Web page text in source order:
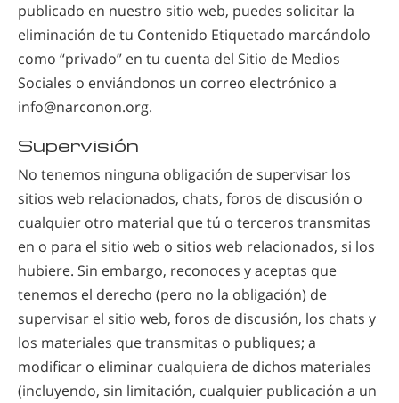
publicado en nuestro sitio web, puedes solicitar la
eliminación de tu Contenido Etiquetado marcándolo
como “privado” en tu cuenta del Sitio de Medios
Sociales o enviándonos un correo electrónico a
info@narconon.org.
Supervisión
No tenemos ninguna obligación de supervisar los
sitios web relacionados, chats, foros de discusión o
cualquier otro material que tú o terceros transmitas
en o para el sitio web o sitios web relacionados, si los
hubiere. Sin embargo, reconoces y aceptas que
tenemos el derecho (pero no la obligación) de
supervisar el sitio web, foros de discusión, los chats y
los materiales que transmitas o publiques; a
modificar o eliminar cualquiera de dichos materiales
(incluyendo, sin limitación, cualquier publicación a un